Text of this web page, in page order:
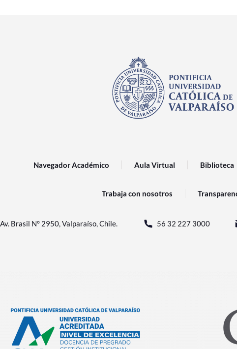
Navegador Académico Aula Virtual Biblioteca
Trabaja con nosotros
Av. Brasil N° 2950, Valparaíso, Chile. 56 32 227 3000